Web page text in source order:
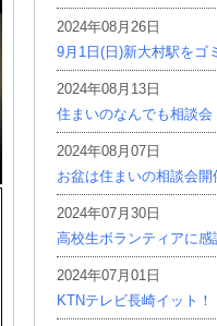
2024年08月26日
9月1日(日)新大村駅をゴ
2024年08月13日
住まいのなんでも相談会
2024年08月07日
お盆は住まいの相談会開
2024年07月30日
高校生ボランティアに感
2024年07月01日
KTNテレビ長崎イット！